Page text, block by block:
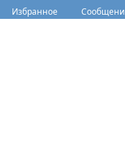
Избранное